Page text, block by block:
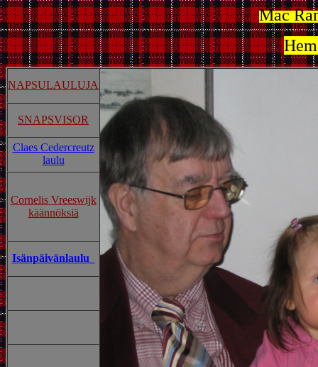
Mac
NAPSULAULUJA
SNAPSVISOR
Claes Cedercreutz
laulu
Cornelis Vreeswijk
käännöksiä
Isänpäivänlaulu